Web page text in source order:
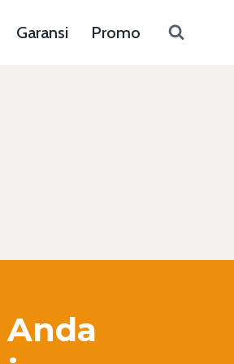
Garansi Promo